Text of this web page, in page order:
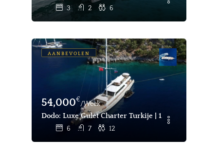
3 2 6
AANBEVOLEN
54,000€
/Week
Dodo: Luxe Gulet Charter Turkije | 12 Pax 6 Hutten
6 7 12